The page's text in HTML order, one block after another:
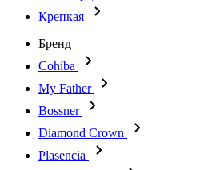
Крепкая
Бренд
Cohiba
My Father
Bossner
Diamond Crown
Plasencia